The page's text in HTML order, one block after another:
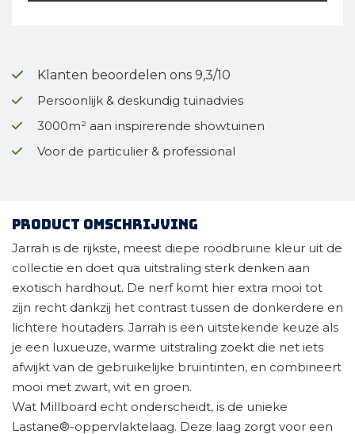
Klanten beoordelen ons 9,3/10
Persoonlijk & deskundig tuinadvies
3000m² aan inspirerende showtuinen
Voor de particulier & professional
Product omschrijving
Jarrah is de rijkste, meest diepe roodbruine kleur uit de
collectie en doet qua uitstraling sterk denken aan
exotisch hardhout. De nerf komt hier extra mooi tot
zijn recht dankzij het contrast tussen de donkerdere en
lichtere houtaders. Jarrah is een uitstekende keuze als
je een luxueuze, warme uitstraling zoekt die net iets
afwijkt van de gebruikelijke bruintinten, en combineert
mooi met zwart, wit en groen.
Wat Millboard echt onderscheidt, is de unieke
Lastane®-oppervlaktelaag. Deze laag zorgt voor een